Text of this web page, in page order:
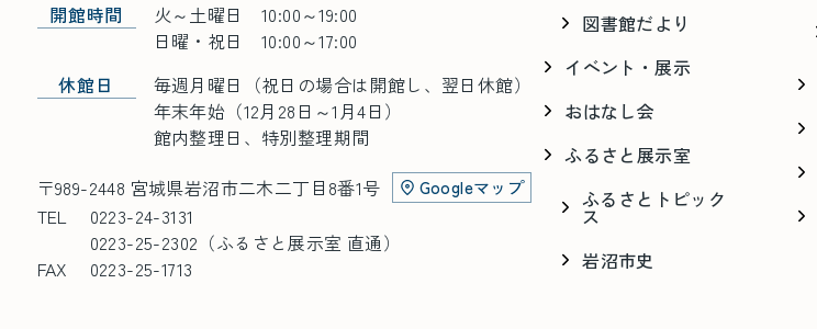
開館時間
火～土曜日 10:00～19:00
日曜・祝日 10:00～17:00
休館日
毎週月曜日
（祝日の場合は開館し、翌日休館）
年末年始（12月28日～1月4日）
館内整理日、特別整理期間
〒989-2448 宮城県岩沼市二木二丁目8番1号
Googleマップ
TEL
0223-24-3131
0223-25-2302（ふるさと展示室 直通）
FAX
0223-25-1713
図書館だより
イベント・展示
おはなし会
ふるさと展示室
ふるさとトピック
ス
岩沼市史